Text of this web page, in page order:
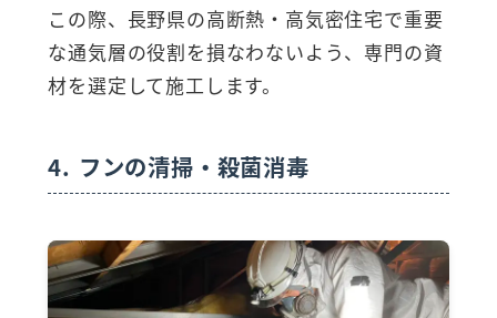
この際、長野県の高断熱・高気密住宅で重要
な通気層の役割を損なわないよう、専門の資
材を選定して施工します。
4. フンの清掃・殺菌消毒